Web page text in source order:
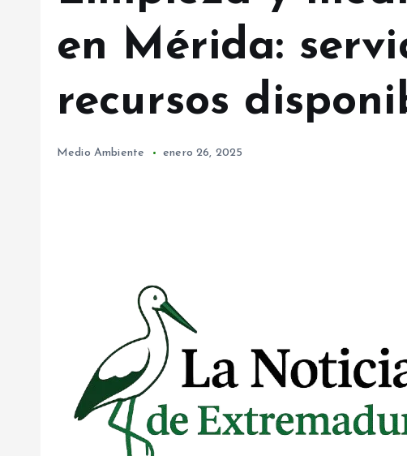
en Mérida:
recursos
Medio Ambiente enero 26, 2025